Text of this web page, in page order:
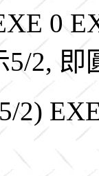
0
2, 即
2)